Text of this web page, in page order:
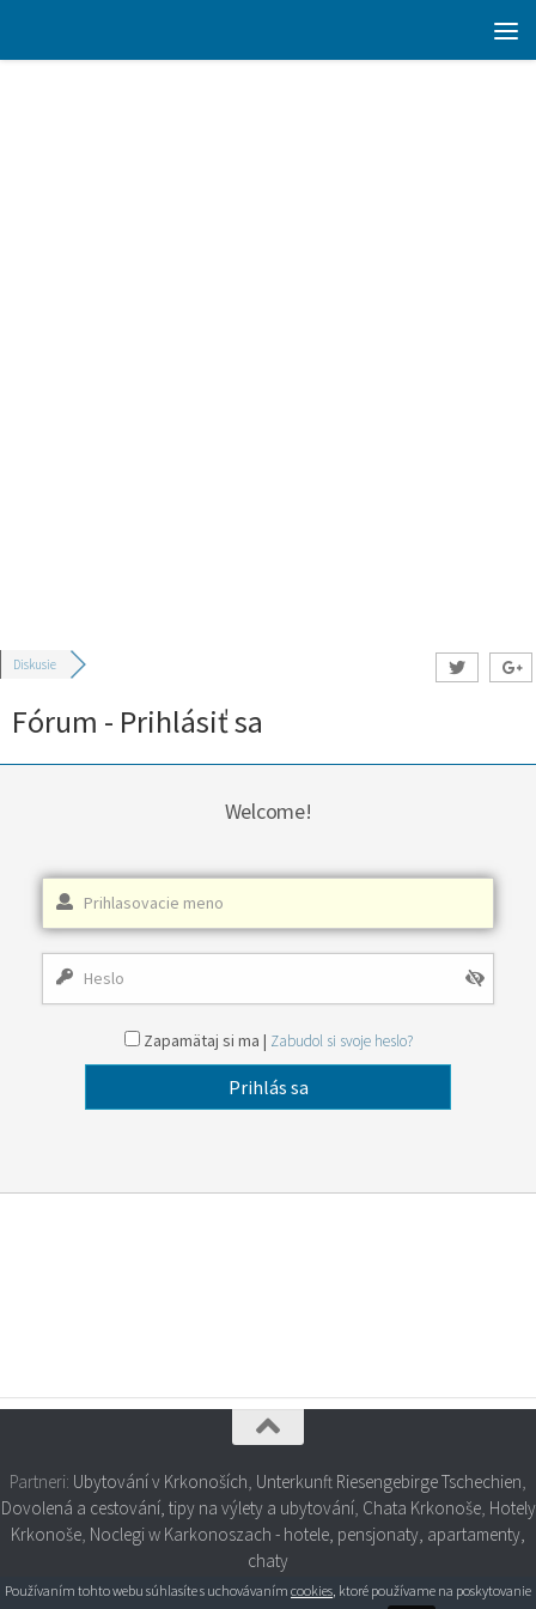
Diskusie
Fórum - Prihlásiť sa
Welcome!
Zapamätaj si ma | Zabudol si svoje heslo?
Partneri: Ubytování v Krkonoších Unterkunft Riesengebirge Tschechien
Dovolená a cestování, tipy na výlety a ubytování, Chata Krkonoše, Hotely
Krkonoše Noclegi w Karkonoszach - hotele, pensjonaty, apartamenty,
chaty
Používaním tohto webu súhlasíte s uchovávaním cookies, ktoré používame na poskytovanie